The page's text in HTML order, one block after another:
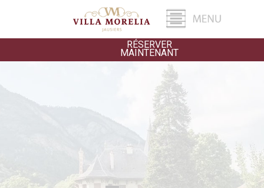
RÉSERVER
MAINTENANT